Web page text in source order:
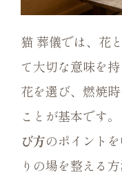
猫 葬儀では、花
て大切な意味を
花を選び、燃焼
ことが基本です。
び方のポイント
りの場を整える